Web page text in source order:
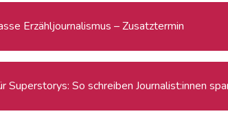
Erzähljournalismus – Zusatztermin
Superstorys: So schreiben Journalist:innen